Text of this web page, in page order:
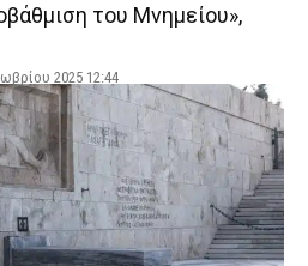
του Μνημείου»,
2025 12:44